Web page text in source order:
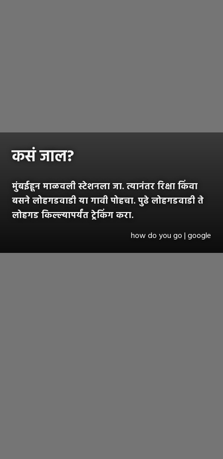
कसं जाल?
मुंबईहून माळवली स्टेशनला जा. त्यानंतर रिक्षा किंवा
बसने लोहगडवाडी या गावी पोहचा. पुढे लोहगडवाडी ते
लोहगड किल्ल्यापर्यंत ट्रेकिंग करा.
how do you go | google